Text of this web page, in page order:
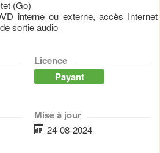
(Go)
interne ou externe, accès Internet
sortie audio
Licence
Payant
Mise à jour
24-08-2024